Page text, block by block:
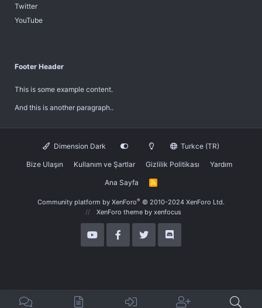
Twitter
YouTube
Footer Header
This is some example content.
And this is another paragraph..
Dimension Dark Turkce (TR)
Bize Ulaşın Kullanım ve Şartlar Gizlilik Politikası Yardım
Ana Sayfa
R
Community platform by XenForo® © 2010-2024 XenForo Ltd.
XenForo theme by xenfocus